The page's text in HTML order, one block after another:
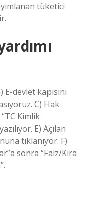
tüketici
E-devlet kapısını
C) Hak
Kimlik
E) Açılan
tıklanıyor. F)
sonra “Faiz/Kira